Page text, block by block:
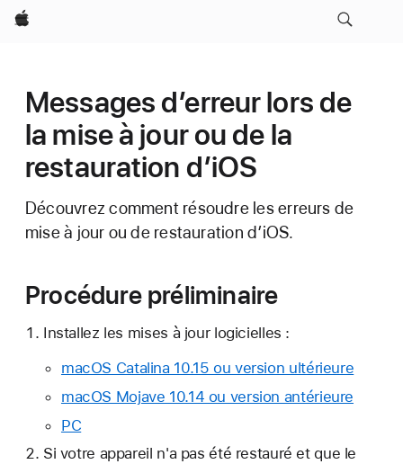
Apple
Messages d’erreur lors de
la mise à jour ou de la
restauration d’iOS
Découvrez comment résoudre les erreurs de
mise à jour ou de restauration d’iOS.
Procédure préliminaire
Installez les mises à jour logicielles :
macOS Catalina 10.15 ou version ultérieure
macOS Mojave 10.14 ou version antérieure
PC
Si votre appareil n'a pas été restauré et que le